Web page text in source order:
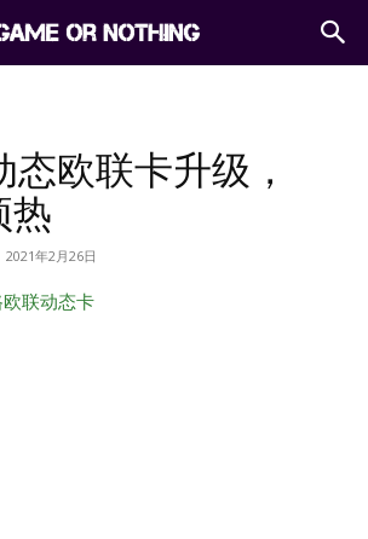
态欧联卡升级，
热
2021年2月26日